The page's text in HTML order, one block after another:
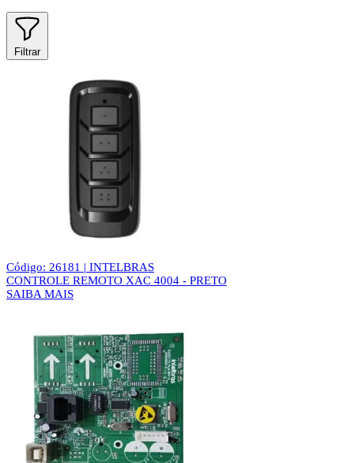
Filtrar
Código: 26181 | INTELBRAS
CONTROLE REMOTO XAC 4004 - PRETO
SAIBA MAIS